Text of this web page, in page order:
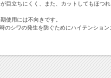
目立ちにくく、また、カットしてもほつ
用には不向きです。
シワの発生を防ぐためにハイテンション